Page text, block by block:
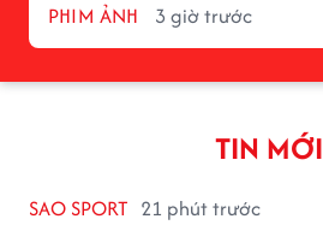
PHIM ẢNH 3 giờ trước
TIN MỚI
SAO SPORT 21 phút trước